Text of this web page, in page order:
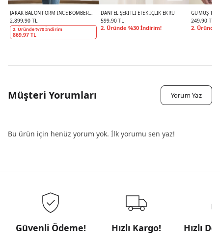
JAKAR BALON FORM İNCE BOMBER
CEKET GOLD
2.899,90 TL
2. Üründe %70 İndirim
869,97 TL
DANTEL ŞERITLI ETEK İÇLIK EKRU
599,90 TL
2. Üründe %30 İndirim!
GÜMÜŞ
KEMER
249,90 TL
2. Üründe
Müşteri Yorumları Yorum Yaz
Bu ürün için henüz yorum yok. İlk yorumu sen yaz!
Güvenli Ödeme! Hızlı Kargo! Hızlı